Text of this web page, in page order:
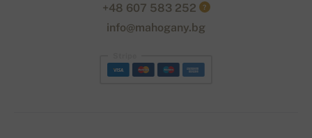
+48 607 583 252 ?
info@mahogany.bg